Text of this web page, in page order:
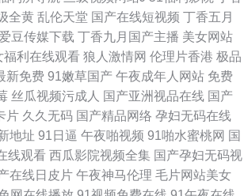
全黄 乱伦天堂 国产在线短视频 丁香五月
爱豆传媒下载 丁香九月国产主播 美女网站
福利在线观看 狼人激情网 伦理片香港 极品
新免费 91嫩草国产 午夜成年人网站 免费
丝瓜视频污成人 国产亚洲视品在线 国产
片 久久无码 国产精品网络 孕妇无码在线
地址 91日逼 午夜啪视频 91啪水蜜桃网 国
线观看 西瓜影院视频全集 国产孕妇无码视
在线日皮片 午夜神马伦理 毛片网站美女